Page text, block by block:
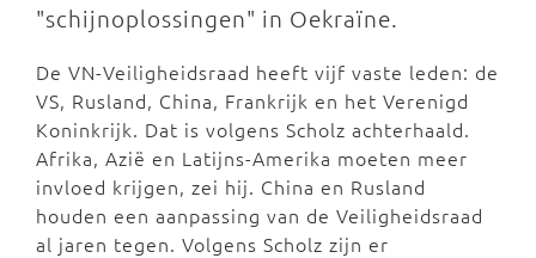
"schijnoplossingen" in Oekraïne.
De VN-Veiligheidsraad heeft vijf vaste leden: de
VS, Rusland, China, Frankrijk en het Verenigd
Koninkrijk. Dat is volgens Scholz achterhaald.
Afrika, Azië en Latijns-Amerika moeten meer
invloed krijgen, zei hij. China en Rusland
houden een aanpassing van de Veiligheidsraad
al jaren tegen. Volgens Scholz zijn er